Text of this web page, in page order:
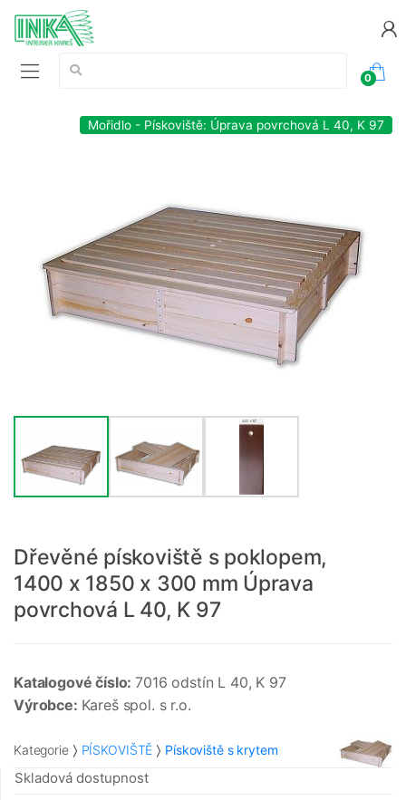
Vyhledávání:
0
Mořidlo - Pískoviště: Úprava povrchová L 40, K 97
Dřevěné pískoviště s poklopem,
1400 x 1850 x 300 mm Úprava
povrchová L 40, K 97
Katalogové číslo: 7016 odstín L 40, K 97
Výrobce: Kareš spol. s r.o.
Kategorie PÍSKOVIŠTĚ Pískoviště s krytem
Skladová dostupnost